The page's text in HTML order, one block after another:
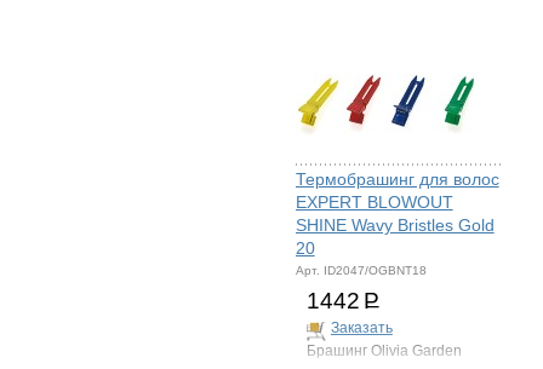
Термобрашинг для волос
EXPERT BLOWOUT
SHINE Wavy Bristles Gold
20
Арт. ID2047/OGBNT18
1442 Р
Заказать
Брашинг Olivia Garden